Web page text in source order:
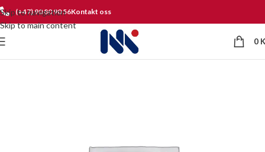
Skip to navigation
Skip to main content
(+47) 90 80 90 56Kontakt oss
0